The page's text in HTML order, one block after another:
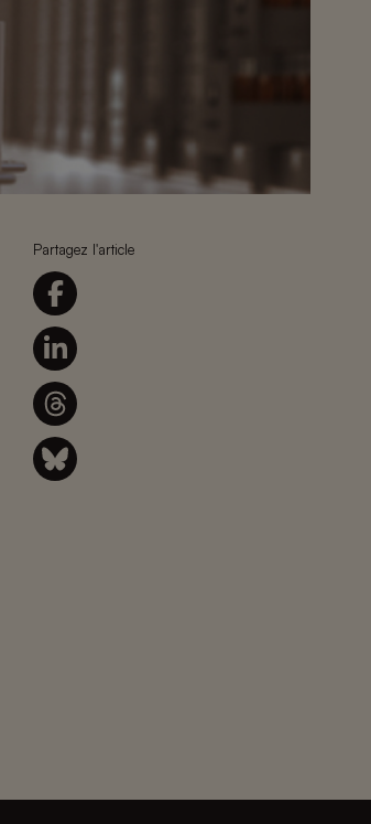
Partagez l'article